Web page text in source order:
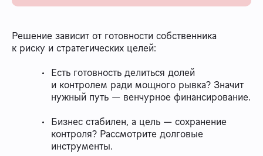
Решение зависит от готовности собственника
к риску и стратегических целей:
Есть готовность делиться долей
и контролем ради мощного рывка? Значит
нужный путь — венчурное финансирование.
Бизнес стабилен, а цель — сохранение
контроля? Рассмотрите долговые
инструменты.